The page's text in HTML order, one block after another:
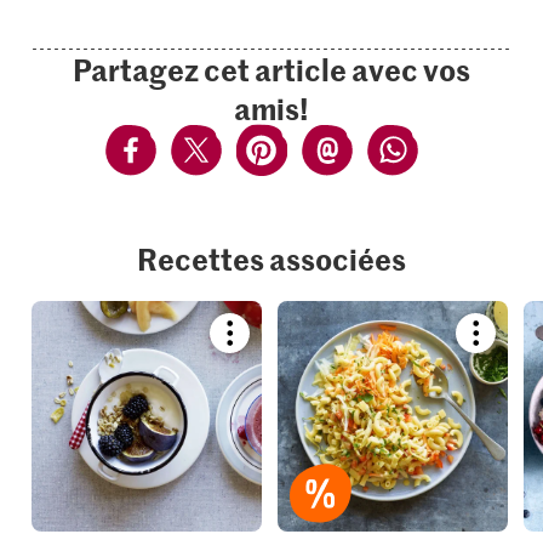
Partagez cet article avec vos
amis!
Recettes associées
Bookmark
recipe
or
add
it
to
your
collections.
recipe
or
add
it
to
your